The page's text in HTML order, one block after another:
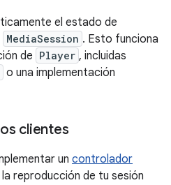
el estado de
MediaSession . Esto funciona
de Player , incluidas
o una implementación
clientes
un controlador
reproducción de tu sesión